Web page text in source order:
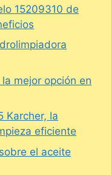
15209310 de
mejor opción en
Karcher, la
eficiente
el aceite